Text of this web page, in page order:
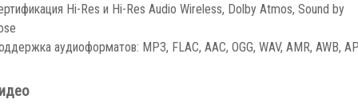
Hi-Res и Hi-Res Audio Wireless, Dolby Atmos, Sound by
аудиоформатов: MP3, FLAC, AAC, OGG, WAV, AMR, AWB,